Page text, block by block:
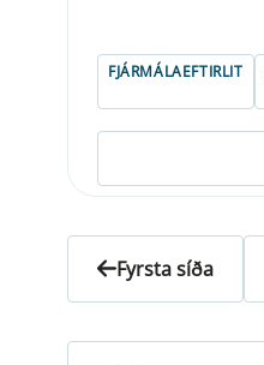
FJÁRMÁLAEFTIRLIT
Fyrsta síða